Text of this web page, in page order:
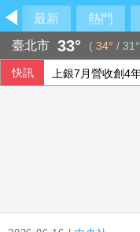
最新 熱門
臺北市 33° ( 34° / 31°
快訊 上銀7月營收創4